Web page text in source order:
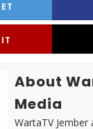
About
Media
WartaTV